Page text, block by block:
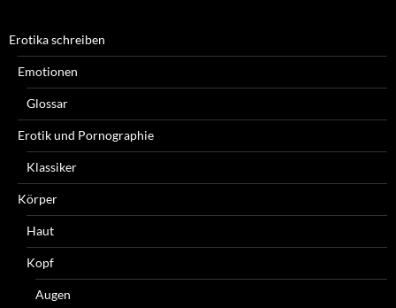
Erotika schreiben
Emotionen
Glossar
Erotik und Pornographie
Klassiker
Körper
Haut
Kopf
Augen